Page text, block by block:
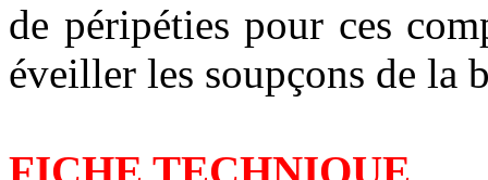
de péripéties pour ces
éveiller les soupçons de la